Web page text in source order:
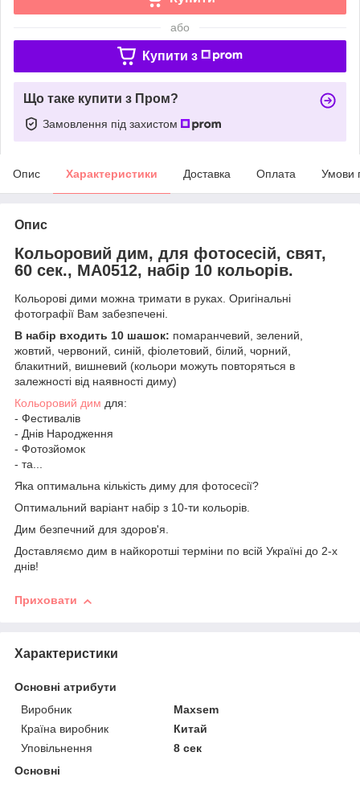
або
Купити з
Що таке купити з Пром?
Замовлення під захистом
Опис Характеристики Доставка Оплата Умови
Опис
Кольоровий дим, для фотосесій, свят,
60 сек., MA0512, набір 10 кольорів.
Кольорові дими можна тримати в руках. Оригінальні
фотографії Вам забезпечені.
В набір входить 10 шашок: помаранчевий, зелений,
жовтий, червоний, синій, фіолетовий, білий, чорний,
блакитний, вишневий (кольори можуть повторяться в
залежності від наявності диму)
Кольоровий дим для:
- Фестивалів
- Днів Народження
- Фотозйомок
- та...
Яка оптимальна кількість диму для фотосесії?
Оптимальний варіант набір з 10-ти кольорів.
Дим безпечний для здоров'я.
Доставляємо дим в найкоротші терміни по всій Україні до 2-х
днів!
Приховати
Характеристики
Основні атрибути
Виробник
Maxsem
Країна виробник
Китай
Уповільнення
8 сек
Основні